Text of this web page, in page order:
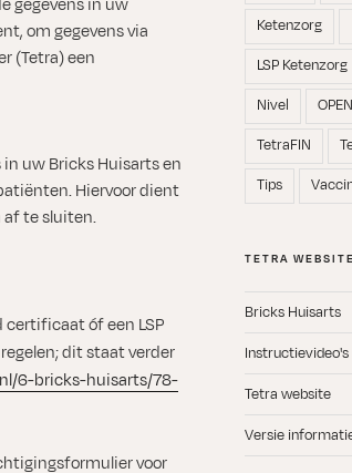
gegevens in uw
om gegevens via
(Tetra) een
uw Bricks Huisarts en
Hiervoor dient
af te sluiten.
certificaat óf een LSP
dit staat verder
6-bricks-huisarts/78-
voor
Ketenzorg
LSP Ketenzorg
Nivel
OPEN
TetraFIN
Tips
TETRA
Bricks Huisarts
Instructievideo's
Tetra website
Versie